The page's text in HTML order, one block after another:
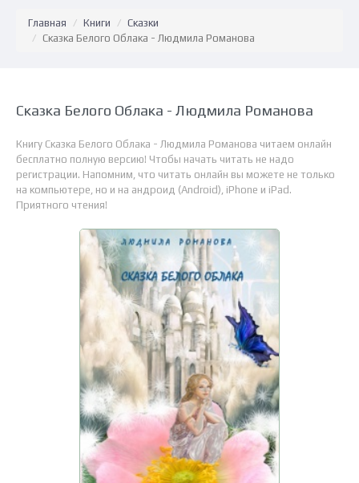
Главная Книги
Сказки
Сказка Белого Облака - Людмила Романова
Сказка Белого Облака - Людмила Романова
Книгу Сказка Белого Облака - Людмила Романова читаем онлайн
бесплатно полную версию! Чтобы начать читать не надо
регистрации. Напомним, что читать онлайн вы можете не только
на компьютере, но и на андроид (Android), iPhone и iPad.
Приятного чтения!